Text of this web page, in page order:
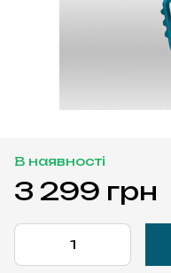
В наявності
3 299 грн